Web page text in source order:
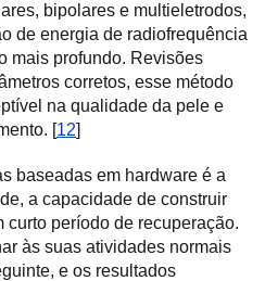
bipolares e multieletrodos,
de energia de radiofrequência
mais profundo. Revisões
corretos, esse método
na qualidade da pele e
[12]
baseadas em hardware é a
a capacidade de construir
curto período de recuperação.
às suas atividades normais
e os resultados